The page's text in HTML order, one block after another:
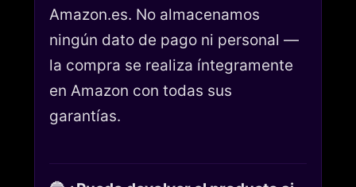
Amazon.es. No almacenamos
ningún dato de pago ni personal —
la compra se realiza íntegramente
en Amazon con todas sus
garantías.